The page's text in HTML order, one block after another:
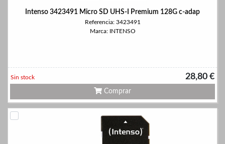
Intenso 3423491 Micro SD UHS-I Premium 128G c-adap
Referencia: 3423491
Marca: INTENSO
28,80 €
Sin stock
Comprar